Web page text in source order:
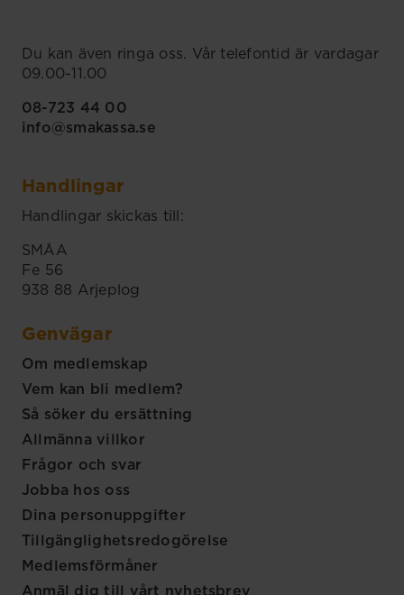
Du kan även ringa oss. Vår telefontid är vardagar
09.00-11.00
08-723 44 00
info@smakassa.se
Handlingar
Handlingar skickas till:
SMÅA
Fe 56
938 88 Arjeplog
Genvägar
Om medlemskap
Vem kan bli medlem?
Så söker du ersättning
Allmänna villkor
Frågor och svar
Jobba hos oss
Dina personuppgifter
Tillgänglighetsredogörelse
Medlemsförmåner
Anmäl dig till vårt nyhetsbrev